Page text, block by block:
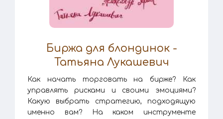
Биржа для блондинок -
Татьяна Лукашевич
Как начать торговать на бирже? Как
управлять рисками и своими эмоциями?
Какую выбрать стратегию, подходящую
именно вам? На каком инструменте